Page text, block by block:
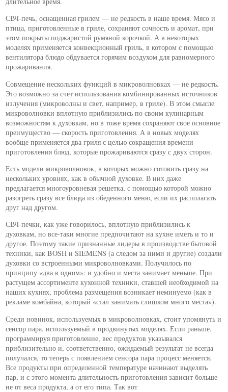
СВЧ-печь, оснащенная грилем — не редкость в наше время. Мясо и
птица, приготовленные в гриле, сохраняют сочность и аромат, при
этом покрыты поджаристой румяной корочкой. А в некоторых
моделях применяется конвекционный гриль, в котором с помощью
вентилятора блюдо обдувается горячим воздухом для равномерного
прожаривания.
Совмещение нескольких функций в микроволновках — не редкость.
Это возможно за счет использования комбинированных источников
излучения (микроволны и свет, например, в гриле). В этом смысле
микроволновки вплотную приблизились по своим кулинарным
возможностям к духовкам, но в тоже время сохраняют свое основное
преимущество — скорость приготовления. А в новых моделях
вообще применяется два гриля с целью сокращения времени
приготовления блюд, которые прожариваются сразу с двух сторон.
Есть модели микроволновок, в которых можно готовить сразу на
нескольких уровнях, как в обычной духовке. В них даже
предлагается многоуровневая решетка, с помощью которой можно
разогреть сразу все блюда из обеденного меню, если их располагать
друг над другом.
СВЧ-печки, как уже говорилось, вплотную приблизились к
духовкам, но все-таки многие предпочитают на кухне иметь и то и
другое. Поэтому такие признанные лидеры в производстве бытовой
техники, как BOSH и SIEMENS (а следом за ними и другие) создали
духовки со встроенными микроволновками. Получилось по
принципу «два в одном»: и удобно и места занимает меньше. При
растущем ассортименте кухонной техники, ставшей необходимой на
наших кухнях, проблема размещения возникает неминуемо (как в
рекламе комбайна, который «стал занимать слишком много места»).
Среди новинок, используемых в микроволновках, стоит упомянуть и
сенсор пара, используемый в продвинутых моделях. Если раньше,
программируя приготовление, вес продуктов указывался
приблизительно и, соответственно, ожидаемый результат не всегда
получался, то теперь с появлением сенсора пара процесс меняется.
Все продукты при определенной температуре начинают выделять
пар, и с этого момента длительность приготовления зависит больше
не от веса продукта, а от его типа. Так вот